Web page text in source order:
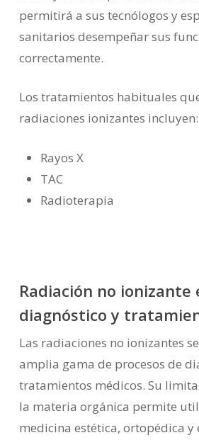
permitirá a sus tecnólogos y
sanitarios desempeñar sus
correctamente.
Los tratamientos habituales
radiaciones ionizantes incluyen:
Rayos X
TAC
Radioterapia
Radiación no ionizante
diagnóstico y
Las radiaciones no ionizantes
amplia gama de procesos de
tratamientos médicos. Su
la materia orgánica permite
medicina estética, ortopédica y